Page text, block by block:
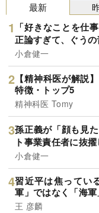
最新
「好きなことを仕
正論すぎて、ぐう
小倉健一
【精神科医が解説
特徴・トップ5
精神科医 Tomy
孫正義が「顔も見
ト事業責任者に抜
小倉健一
習近平は焦ってい
軍」ではなく「海
王 彦麟